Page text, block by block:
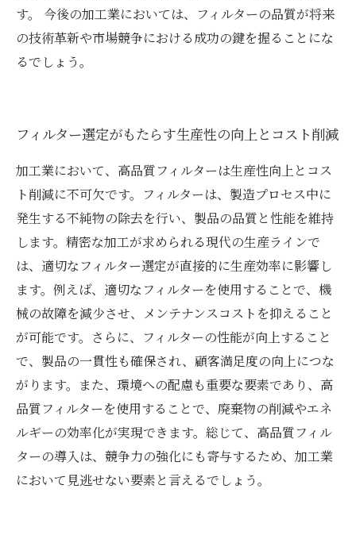
す。 今後の加工業においては、フィルターの品質が将来
の技術革新や市場競争における成功の鍵を握ることにな
るでしょう。
フィルター選定がもたらす生産性の向上とコスト削減
加工業において、高品質フィルターは生産性向上とコス
ト削減に不可欠です。フィルターは、製造プロセス中に
発生する不純物の除去を行い、製品の品質と性能を維持
します。精密な加工が求められる現代の生産ラインで
は、適切なフィルター選定が直接的に生産効率に影響し
ます。例えば、適切なフィルターを使用することで、機
械の故障を減少させ、メンテナンスコストを抑えること
が可能です。さらに、フィルターの性能が向上すること
で、製品の一貫性も確保され、顧客満足度の向上につな
がります。また、環境への配慮も重要な要素であり、高
品質フィルターを使用することで、廃棄物の削減やエネ
ルギーの効率化が実現できます。総じて、高品質フィル
ターの導入は、競争力の強化にも寄与するため、加工業
において見逃せない要素と言えるでしょう。